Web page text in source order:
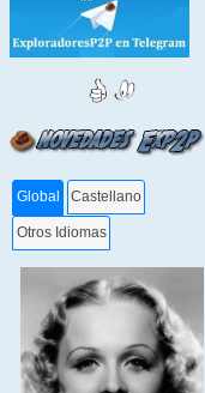
Global Castellano
Otros Idiomas